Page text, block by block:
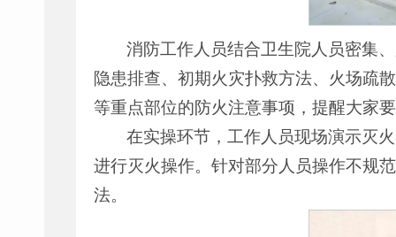
消防工作人员结合卫生院人员密集
隐患排查、初期火灾扑救方法、火场疏
等重点部位的防火注意事项，提醒大家
在实操环节，工作人员现场演示灭
进行灭火操作。针对部分人员操作不规
法。